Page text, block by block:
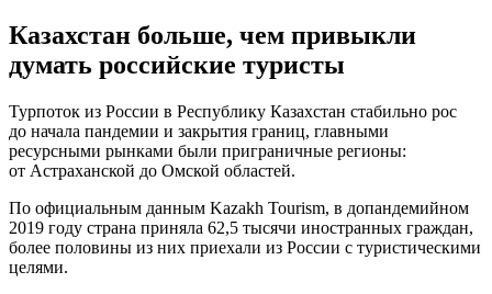
Казахстан больше, чем привыкли
думать российские туристы
Турпоток из России в Республику Казахстан стабильно рос
до начала пандемии и закрытия границ, главными
ресурсными рынками были приграничные регионы:
от Астраханской до Омской областей.
По официальным данным Kazakh Tourism, в допандемийном
2019 году страна приняла 62,5 тысячи иностранных граждан,
более половины из них приехали из России с туристическими
целями.